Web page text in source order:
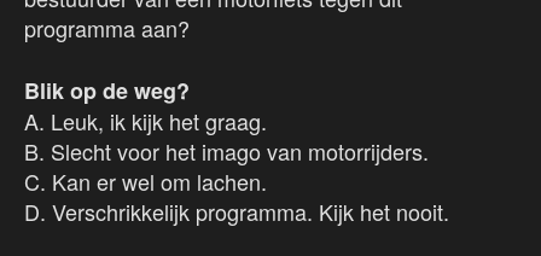
programma aan?
Blik op de weg?
A. Leuk, ik kijk het graag.
B. Slecht voor het imago van motorrijders.
C. Kan er wel om lachen.
D. Verschrikkelijk programma. Kijk het nooit.